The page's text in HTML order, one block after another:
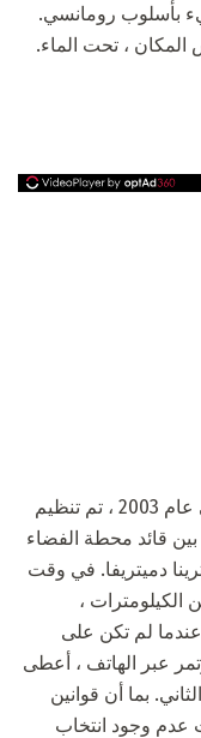
بأسلوب رومانسي.
، تحت الماء.
في بداية القرن الحادي والعشرين ، أي في عام 2003 ، تم تنظيم
قائد محطة الفضاء
دميتريفا. في وقت
،
لم تكن على
عبر الهاتف ، أعطى
بما أن قوانين
وجود انتخاب